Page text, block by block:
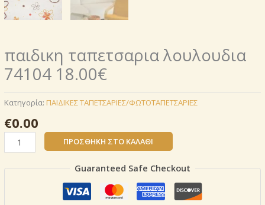
παιδικη ταπετσαρια λουλουδια
74104 18.00€
Κατηγορία: ΠΑΙΔΙΚΕΣ ΤΑΠΕΤΣΑΡΙΕΣ/ΦΩΤΟΤΑΠΕΤΣΑΡΙΕΣ
€0.00
παιδικη
ταπετσαρια
ΠΡΟΣΘΉΚΗ ΣΤΟ ΚΑΛΆΘΙ
Guaranteed Safe Checkout